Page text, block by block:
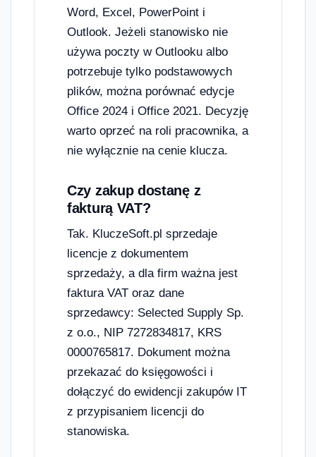
Word, Excel, PowerPoint i
Outlook. Jeżeli stanowisko nie
używa poczty w Outlooku albo
potrzebuje tylko podstawowych
plików, można porównać edycje
Office 2024 i Office 2021. Decyzję
warto oprzeć na roli pracownika, a
nie wyłącznie na cenie klucza.
Czy zakup dostanę z
fakturą VAT?
Tak. KluczeSoft.pl sprzedaje
licencje z dokumentem
sprzedaży, a dla firm ważna jest
faktura VAT oraz dane
sprzedawcy: Selected Supply Sp.
z o.o., NIP 7272834817, KRS
0000765817. Dokument można
przekazać do księgowości i
dołączyć do ewidencji zakupów IT
z przypisaniem licencji do
stanowiska.